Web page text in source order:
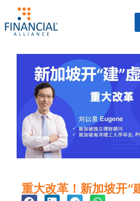
重大改革！新加坡开“